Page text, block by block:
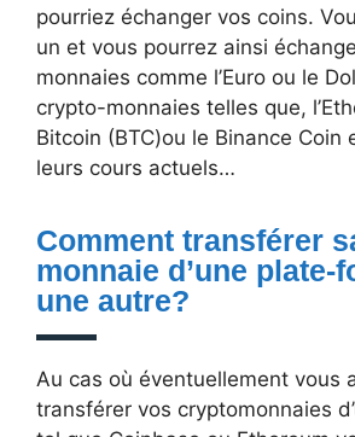
pourriez échanger vos coins.
un et vous pourrez ainsi
monnaies comme l’Euro ou le
crypto-monnaies telles que,
Bitcoin (BTC)ou le Binance Coin
leurs cours actuels…
Comment transférer
monnaie d’une plate-
une autre?
Au cas où éventuellement vous
transférer vos cryptomonnaies